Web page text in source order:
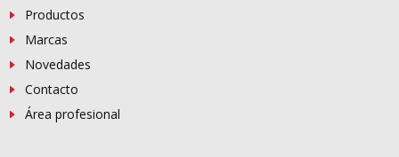
Productos
Marcas
Novedades
Contacto
Área profesional